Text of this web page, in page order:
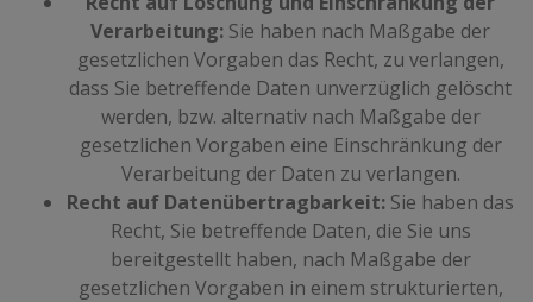
Verarbeitung: Sie haben nach Maßgabe der
gesetzlichen Vorgaben das Recht, zu verlangen,
dass Sie betreffende Daten unverzüglich gelöscht
werden, bzw. alternativ nach Maßgabe der
gesetzlichen Vorgaben eine Einschränkung der
Verarbeitung der Daten zu verlangen.
Recht auf Datenübertragbarkeit: Sie haben das
Recht, Sie betreffende Daten, die Sie uns
bereitgestellt haben, nach Maßgabe der
gesetzlichen Vorgaben in einem strukturierten,